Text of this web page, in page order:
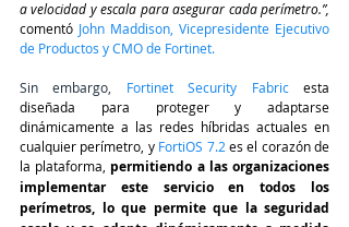
comentó John Maddison, Vicepresidente Ejecutivo
de Productos y CMO de Fortinet.
Sin embargo, Fortinet Security Fabric esta
diseñada para proteger y adaptarse
dinámicamente a las redes híbridas actuales en
cualquier perímetro, y FortiOS 7.2 es el corazón de
la plataforma, permitiendo a las organizaciones
implementar este servicio en todos los
perímetros, lo que permite que la seguridad